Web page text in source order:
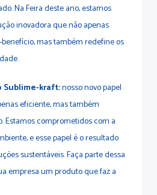
Na Feira deste ano, estamos
inovadora que não apenas
mas também redefine os
Sublime-kraft:nosso novo papel
eficiente, mas também
Estamos comprometidos com a
e esse papel é o resultado
sustentáveis. Faça parte dessa
empresa um produto que faz a